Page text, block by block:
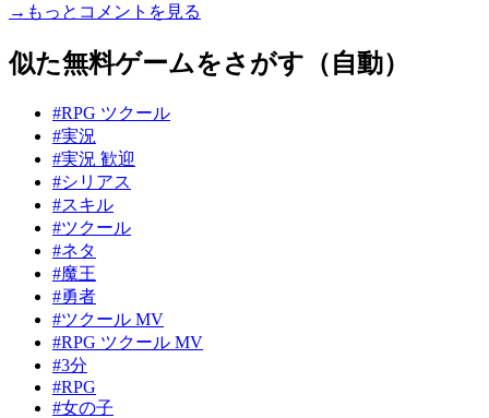
→もっとコメントを見る
似た無料ゲームをさがす（自動）
#RPG ツクール
#実況
#実況 歓迎
#シリアス
#スキル
#ツクール
#ネタ
#魔王
#勇者
#ツクール MV
#RPG ツクール MV
#3分
#RPG
#女の子